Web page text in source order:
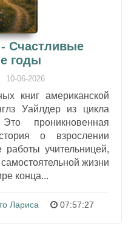
Счастливые
годы
10-06-2026
книг американской
Уайлдер из цикла
проникновенная
о взрослении
учительницей,
жизни
конца...
Лариса 07:57:27